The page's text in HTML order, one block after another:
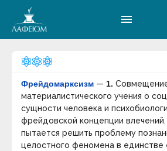
menu
Фрейдомарксизм — 1.
материалистического учения о
сущности человека и
фрейдовской концепции
пытается решить проблему
целостного феномена в единстве